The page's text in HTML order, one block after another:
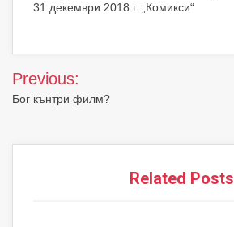
31 декември 2018 г. „Комикси“
Post
navigation
Previous:
Бог кънтри филм?
Related Posts